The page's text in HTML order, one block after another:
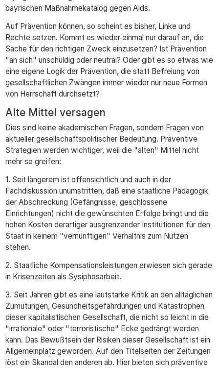
bayrischen Maßnahmekatalog gegen Aids.
Auf Prävention können, so scheint es bisher, Linke und
Rechte setzen. Kommt es wieder einmal nur darauf an, die
Sache für den richtigen Zweck einzusetzen? Ist Prävention
"an sich" unschuldig oder neutral? Oder gibt es so etwas wie
eine eigene Logik der Prävention, die statt Befreiung von
gesellschaftlichen Zwängen immer wieder nur neue Formen
von Herrschaft durchsetzt?
Alte Mittel versagen
Dies sind keine akademischen Fragen, sondern Fragen von
aktueller gesellschaftspolitischer Bedeutung. Präventive
Strategien werden wichtiger, weil die "alten" Mittel nicht
mehr so greifen:
1. Seit längerem ist offensichtlich und auch in der
Fachdiskussion unumstritten, daß eine staatliche Pädagogik
der Abschreckung (Gefängnisse, geschlossene
Einrichtungen) nicht die gewünschten Erfolge bringt und die
hohen Kosten derartiger ausgrenzender Institutionen für den
Staat in keinem "vernünftigen" Verhältnis zum Nutzen
stehen.
2. Staatliche Kompensationsleistungen erwiesen sich gerade
in Krisenzeiten als Sysiphosarbeit.
3. Seit Jahren gibt es eine lautstarke Kritik an den alltäglichen
Zumutungen, Gesundheitsgefährdungen und Katastrophen
dieser kapitalistischen Gesellschaft, die nicht so leicht in die
"irrationale" oder "terroristische" Ecke gedrängt werden
kann. Das Bewußtsein der Risiken dieser Gesellschaft ist ein
Allgemeinplatz geworden. Auf den Titelseiten der Zeitungen
löst ein Skandal den anderen ab. Hier bieten sich präventive